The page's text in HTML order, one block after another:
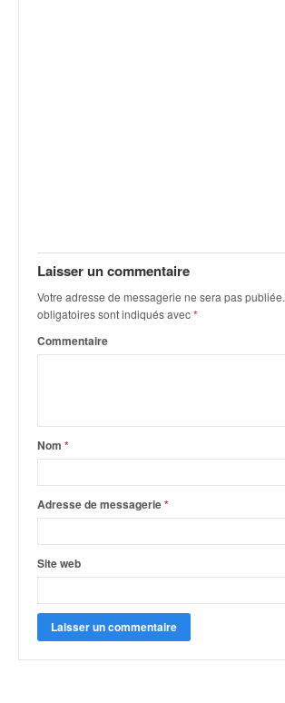
Laisser un commentaire
Votre adresse de messagerie ne sera pas publiée.
obligatoires sont indiqués avec*
Commentaire
Nom *
Adresse de messagerie*
Site web